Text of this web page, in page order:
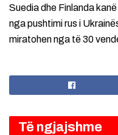
Suedia dhe Finlanda
nga pushtimi rus i
miratohen nga të 30
Të ngjajshme